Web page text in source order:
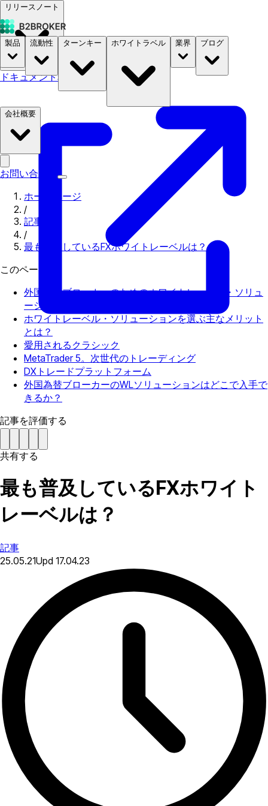
リリースノート
ドキュメント料金 B2STORE
製品 流動性 ターンキー ホワイトラベル 業界 ブログ
会社概要
お問い合わせ
ホームページ
/
記事
/
最も普及しているFXホワイトレーベルは？
このページで
外国為替ブローカーのためのホワイトレーベル・ソリュ
ーションで最も普及しているトップ3
ホワイトレーベル・ソリューションを選ぶ主なメリット
とは？
愛用されるクラシック
MetaTrader 5。次世代のトレーディング
DXトレードプラットフォーム
外国為替ブローカーのWLソリューションはどこで入手で
きるか？
記事を評価する
共有する
最も普及しているFXホワイト
レーベルは？
記事
25.05.21Upd 17.04.23